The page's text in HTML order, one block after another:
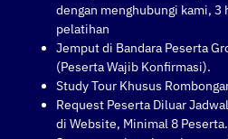
dengan menghubungi kami, 3
pelatihan
Jemput di Bandara Peserta
(Peserta Wajib Konfirmasi).
Study Tour Khusus
Request Peserta Diluar
di Website, Minimal 8 Peserta.